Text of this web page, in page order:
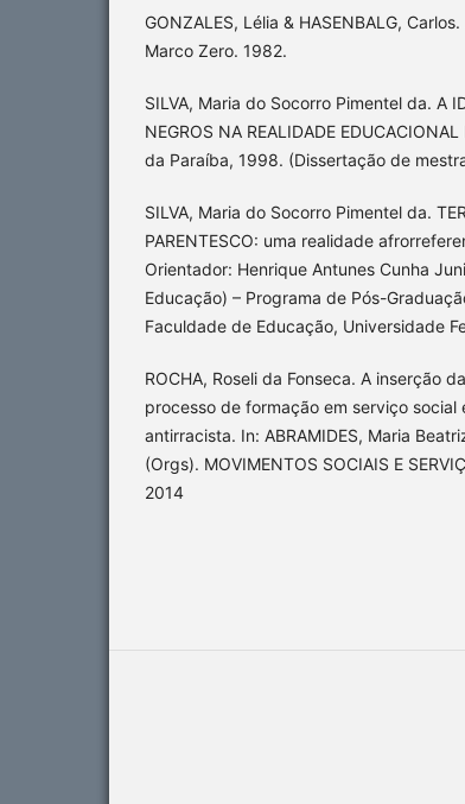
GONZALES, Lélia & HASENBALG,
Marco Zero. 1982.
SILVA, Maria do Socorro Pimentel da. A
NEGROS NA REALIDADE
da Paraíba, 1998. (Dissertação de
SILVA, Maria do Socorro Pimentel da.
PARENTESCO: uma realidade
Orientador: Henrique Antunes Cunha
Educação) – Programa de Pós-
Faculdade de Educação, Universidade
ROCHA, Roseli da Fonseca. A inserção
processo de formação em serviço
antirracista. In: ABRAMIDES, Maria
(Orgs). MOVIMENTOS SOCIAIS E
2014